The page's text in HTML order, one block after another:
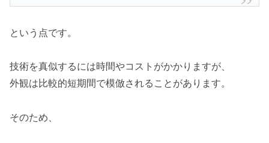
という点です。
技術を真似するには時間やコストがかかりますが、
外観は比較的短期間で模倣されることがあります。
そのため、